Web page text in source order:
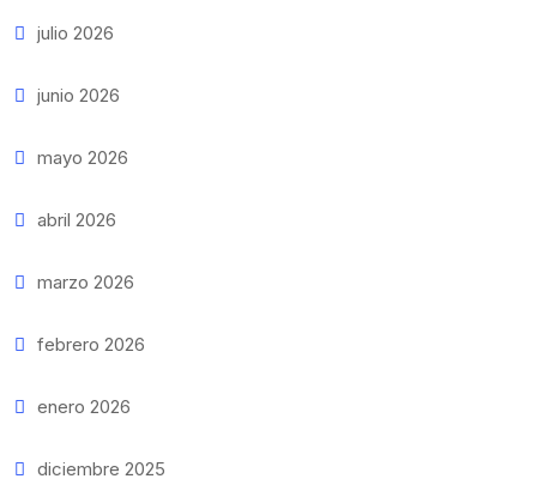
julio 2026
junio 2026
mayo 2026
abril 2026
marzo 2026
febrero 2026
enero 2026
diciembre 2025